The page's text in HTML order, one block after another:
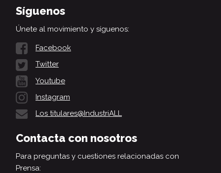
Síguenos
Únete al movimiento y síguenos:
Facebook
Twitter
Youtube
Instagram
Los titulares@IndustriALL
Contacta con nosotros
Para preguntas y cuestiones relacionadas con
Prensa: